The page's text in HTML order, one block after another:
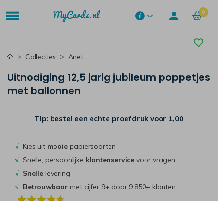
0
Collecties Anet
Uitnodiging 12,5 jarig jubileum poppetjes
met ballonnen
Tip: bestel een echte proefdruk voor 1,00
√ Kies uit mooie papiersoorten
√ Snelle, persoonlijke klantenservice voor vragen
√ Snelle levering
√ Betrouwbaar met cijfer 9+ door 9.850+ klanten